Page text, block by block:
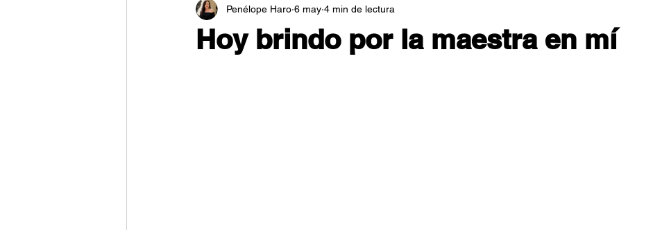
Hoy brindo por la maestra en mí
Penélope Haro 6 may 4 min de lectura